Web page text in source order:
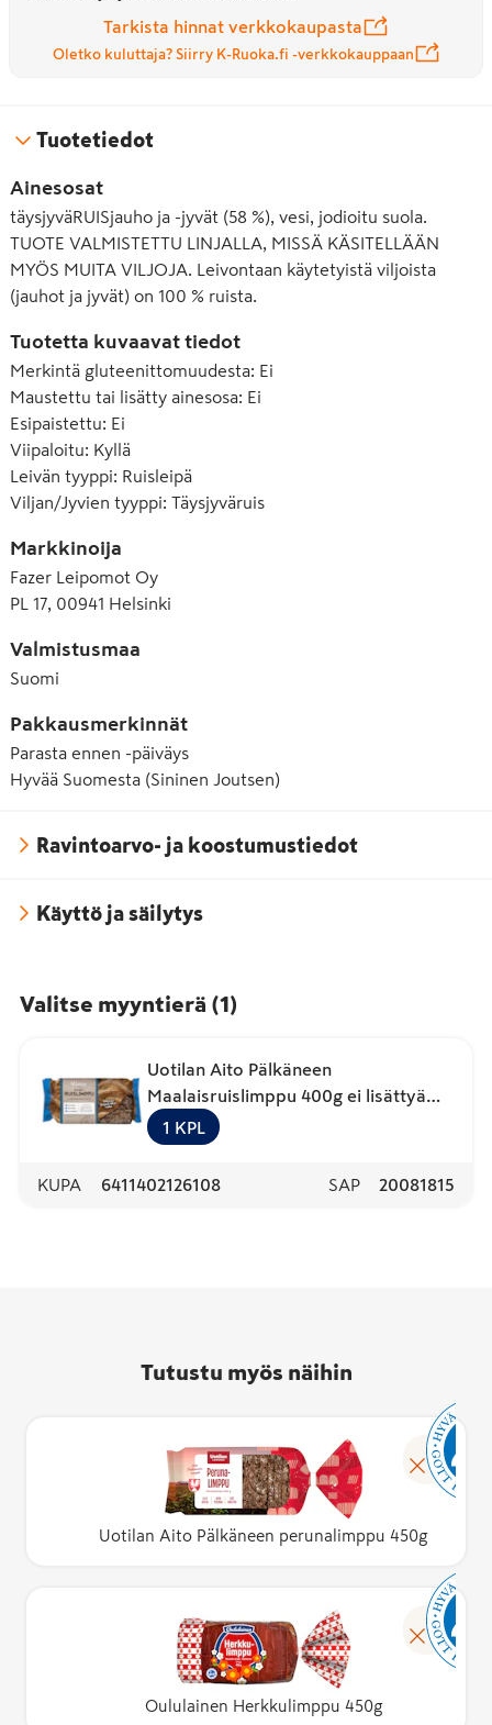
Tarkista hinnat verkkokaupasta
Oletko kuluttaja? Siirry K-Ruoka.fi -verkkokauppaan
Tuotetiedot
Ainesosat
täysjyväRUISjauho ja -jyvät (58 %), vesi, jodioitu suola.
TUOTE VALMISTETTU LINJALLA, MISSÄ KÄSITELLÄÄN
MYÖS MUITA VILJOJA. Leivontaan käytetyistä viljoista
(jauhot ja jyvät) on 100 % ruista.
Tuotetta kuvaavat tiedot
Merkintä gluteenittomuudesta: Ei
Maustettu tai lisätty ainesosa: Ei
Esipaistettu: Ei
Viipaloitu: Kyllä
Leivän tyyppi: Ruisleipä
Viljan/Jyvien tyyppi: Täysjyväruis
Markkinoija
Fazer Leipomot Oy
PL 17, 00941 Helsinki
Valmistusmaa
Suomi
Pakkausmerkinnät
Parasta ennen -päiväys
Hyvää Suomesta (Sininen Joutsen)
Ravintoarvo- ja koostumustiedot
Käyttö ja säilytys
Valitse myyntierä (1 )
Uotilan Aito Pälkäneen
Maalaisruislimppu 400g ei lisättyä
hiivaa
1 KPL
KUPA 6411402126108 SAP 20081815
Tutustu myös näihin
Uotilan Aito Pälkäneen perunalimppu 450g
Oululainen Herkkulimppu 450g